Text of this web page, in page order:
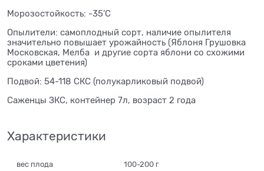
Морозостойкость: -35’С
Опылители: самоплодный сорт, наличие опылителя
значительно повышает урожайность (Яблоня Грушовка
Московская, Мелба и другие сорта яблони со схожими
сроками цветения)
Подвой: 54-118 СКС (полукарликовый подвой)
Саженцы ЗКС, контейнер 7л, возраст 2 года
Характеристики
вес плода 100-200 г